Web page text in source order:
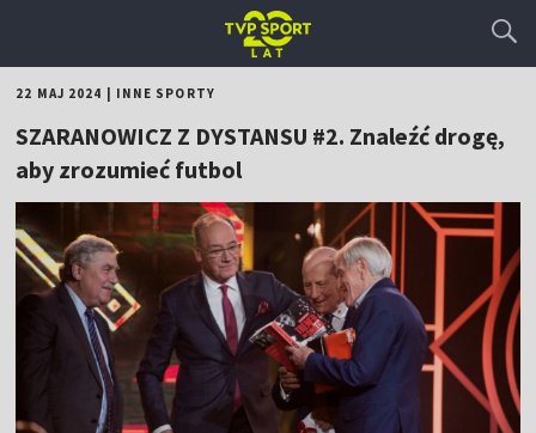
22 MAJ 2024 INNE SPORTY
SZARANOWICZ Z DYSTANSU #2. Znaleźć drogę,
aby zrozumieć futbol